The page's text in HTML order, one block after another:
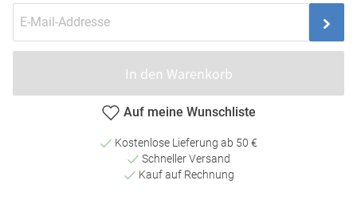
In den Warenkorb
Auf meine Wunschliste
Kostenlose Lieferung ab 50 €
Schneller Versand
Kauf auf Rechnung